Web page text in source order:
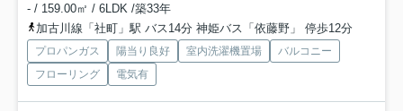
- / 159.00㎡ / 6LDK /築33年
加古川線「社町」駅 バス14分 神姫バス「依藤野」 停歩12分
プロパンガス 陽当り良好 室内洗濯機置場
バルコニー
フローリング
電気有